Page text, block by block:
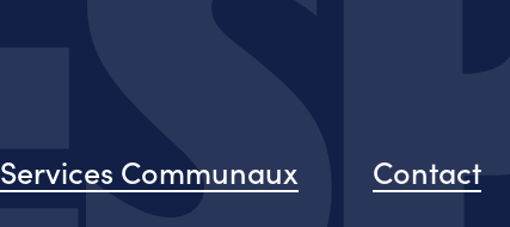
Services Communaux Contact